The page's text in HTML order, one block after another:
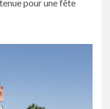
pour une fête